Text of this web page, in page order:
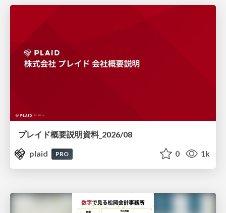
プレイド概要説明資料_2026/08
plaid
PRO 0 1k